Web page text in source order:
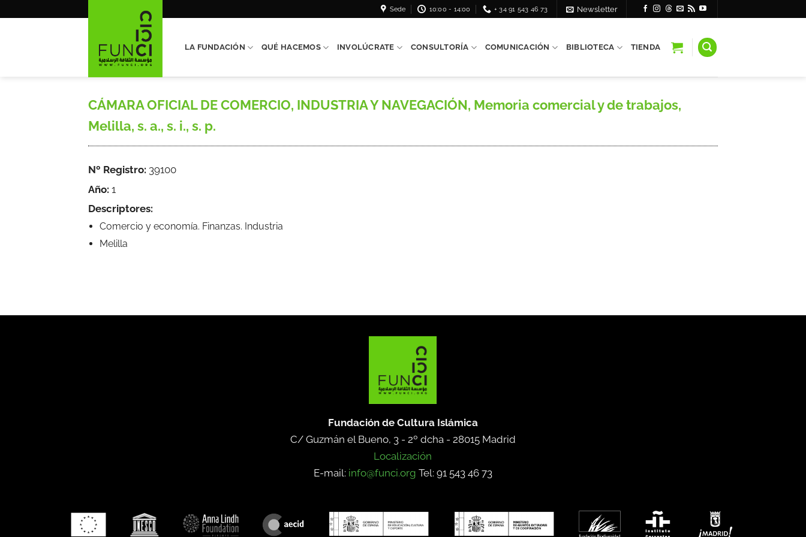
Sede 10:00 - 14:00 + 34 91 543 46 73 Newsletter
LA FUNDACIÓN QUÉ HACEMOS INVOLÚCRATE CONSULTORÍA COMUNICACIÓN BIBLIOTECA TIENDA
CÁMARA OFICIAL DE COMERCIO, INDUSTRIA Y NAVEGACIÓN, Memoria comercial y de trabajos,
Melilla, s. a., s. i., s. p.
Nº Registro: 39100
Año: 1
Descriptores:
Comercio y economía. Finanzas. Industria
Melilla
Fundación de Cultura Islámica
C/ Guzmán el Bueno, 3 - 2º dcha - 28015 Madrid
Localización
E-mail: info@funci.org Tel: 91 543 46 73